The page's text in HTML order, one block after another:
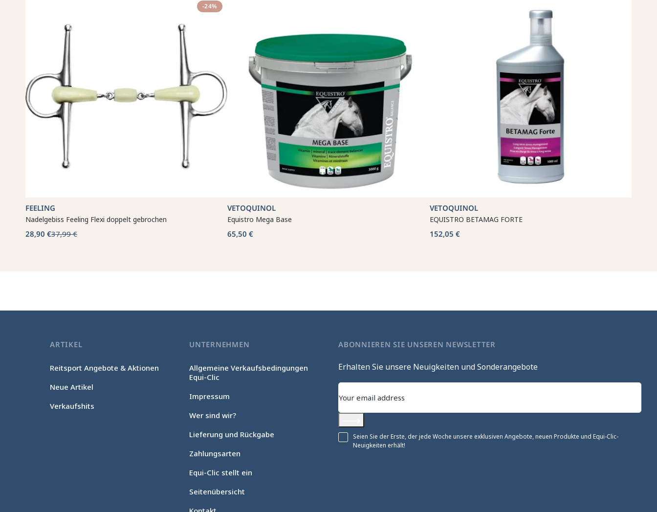
-24%
FEELING
Nadelgebiss Feeling Flexi doppelt gebrochen
28,90 €37,99 €
VETOQUINOL
Equistro Mega Base
65,50 €
VETOQUINOL
EQUISTRO BETAMAG FORTE
152,05 €
ARTIKEL
Reitsport Angebote & Aktionen
Neue Artikel
Verkaufshits
UNTERNEHMEN
Allgemeine Verkaufsbedingungen
Equi-Clic
Impressum
Wer sind wir?
Lieferung und Rückgabe
Zahlungsarten
Equi-Clic stellt ein
Seitenübersicht
ABONNIEREN SIE UNSEREN NEWSLETTER
Erhalten Sie unsere Neuigkeiten und Sonderangebote
Abonnieren
Seien Sie der Erste, der jede Woche unsere exklusiven Angebote, neuen Produkte und Equi-Clic-
Neuigkeiten erhält!